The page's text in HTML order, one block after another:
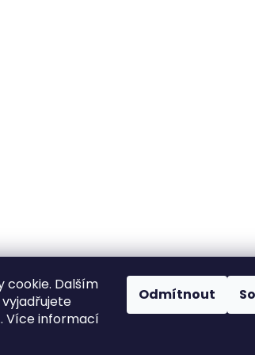
cookie. Dalším
Více informací
Odmítnout